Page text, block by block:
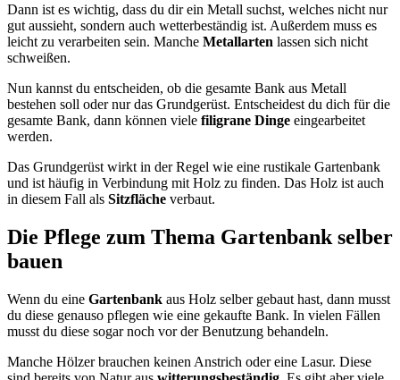
Dann ist es wichtig, dass du dir ein Metall suchst, welches nicht nur
gut aussieht, sondern auch wetterbeständig ist. Außerdem muss es
leicht zu verarbeiten sein. Manche Metallarten lassen sich nicht
schweißen.
Nun kannst du entscheiden, ob die gesamte Bank aus Metall
bestehen soll oder nur das Grundgerüst. Entscheidest du dich für die
gesamte Bank, dann können viele filigrane Dinge eingearbeitet
werden.
Das Grundgerüst wirkt in der Regel wie eine rustikale Gartenbank
und ist häufig in Verbindung mit Holz zu finden. Das Holz ist auch
in diesem Fall als Sitzfläche verbaut.
Die Pflege zum Thema Gartenbank selber
bauen
Wenn du eine Gartenbank aus Holz selber gebaut hast, dann musst
du diese genauso pflegen wie eine gekaufte Bank. In vielen Fällen
musst du diese sogar noch vor der Benutzung behandeln.
Manche Hölzer brauchen keinen Anstrich oder eine Lasur. Diese